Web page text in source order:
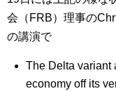
会（FRB）理事の
の講演で
The Delta variant
economy off its